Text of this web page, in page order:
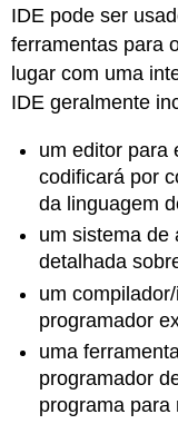
IDE pode ser
ferramentas para
lugar com uma
IDE geralmente
um editor para
codificará por
da linguagem
um sistema de
detalhada
um
programador
uma
programador
programa para